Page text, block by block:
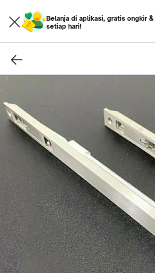
Belanja di aplikasi, gratis ongkir
setiap hari!